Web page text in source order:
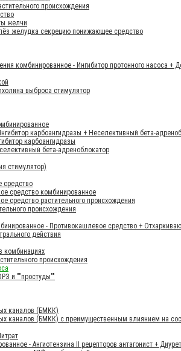
происхождения
желчи
желудка секрецию понижающее средство
комбинированное - Ингибитор протонного насоса +
выброса стимулятор
карбоангидразы + Неселективный бета-
карбоангидразы
бета-адреноблокатор
стимулятор)
средство
средство комбинированное
средство растительного происхождения
происхождения
- Противокашлевое средство +
действия
комбинациях
происхождения
и ""простуды""
каналов (БМКК)
каналов (БМКК) с преимущественным влиянием на
- Ангиотензина II рецепторов антагонист +